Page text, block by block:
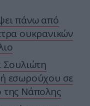
πάνω από
ουκρανικών
Σουλιώτη
εσωρούχου σε
της Νάπολης